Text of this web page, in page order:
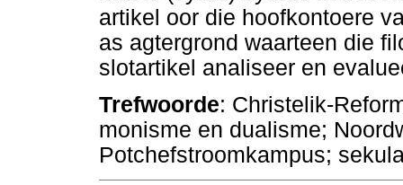
artikel oor die hoofkontoere
as agtergrond waarteen die
slotartikel analiseer en
Trefwoorde: Christelik-
monisme en dualisme;
Potchefstroomkampus;